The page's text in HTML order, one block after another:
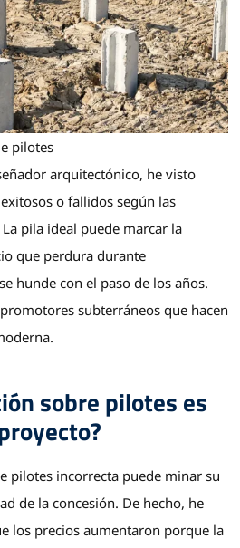
pilotes
arquitectónico, he visto
o fallidos según las
pila ideal puede marcar la
que perdura durante
hunde con el paso de los años.
subterráneos que hacen
sobre pilotes es
pilotes incorrecta puede minar su
de la concesión. De hecho, he
los precios aumentaron porque la